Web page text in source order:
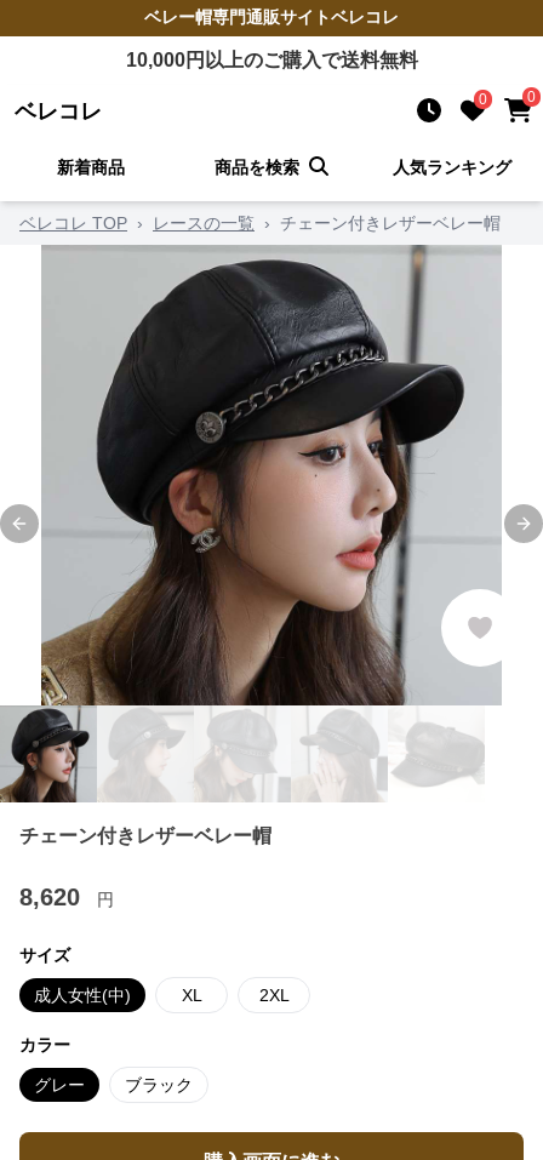
ベレー帽専門通販サイトベレコレ
10,000円以上のご購入で送料無料
ベレコレ 0 0
新着商品 商品を検索 人気ランキング
ベレコレ TOP › レースの一覧 › チェーン付きレザーベレー帽
Previous slide
チェーン付きレザーベレー帽
8,620 円
サイズ
成人女性(中) XL 2XL
カラー
グレー ブラック